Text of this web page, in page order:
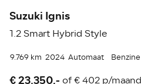
Suzuki Ignis
1.2 Smart Hybrid Style
9.769 km 2024 Automaat Benzine
€ 23.350,- of€ 402 p/maand